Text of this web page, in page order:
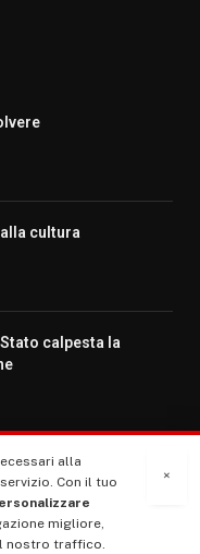
cultura
calpesta la
×
alla
Con il tuo
migliore,
nostro traffico.